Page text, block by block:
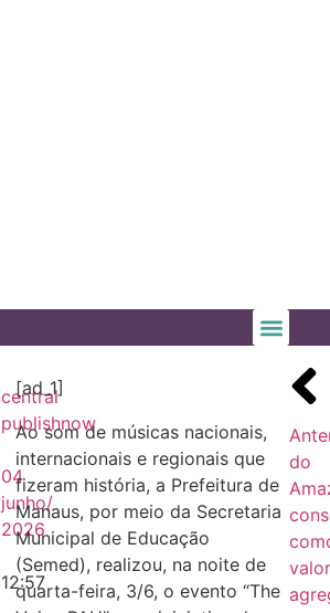
central
publishnow
04
junho/
2026
12:57
[ad_1]
Ao som de músicas nacionais,
internacionais e regionais que
fizeram história, a Prefeitura de
Manaus, por meio da Secretaria
Municipal de Educação
(Semed), realizou, na noite de
quarta-feira, 3/6, o evento “The
do